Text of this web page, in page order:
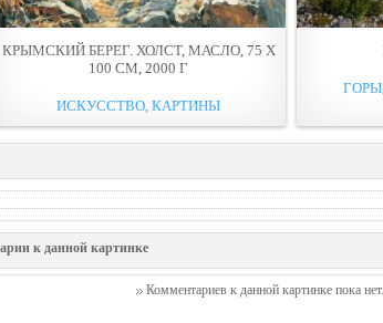
КРЫМСКИЙ БЕРЕГ. ХОЛСТ, МАСЛО, 75 Х
100 СМ, 2000 Г
ИСКУССТВО, КАРТИНЫ
к данной картинке
Комментариев к данной картинке пока нет.